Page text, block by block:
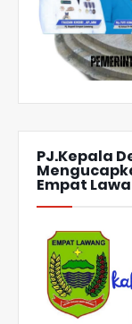
PJ.Kepala
Empat